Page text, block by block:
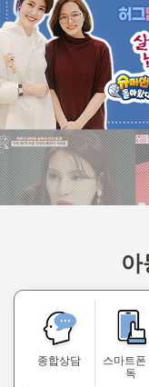
아
종합상담
스마트폰
독